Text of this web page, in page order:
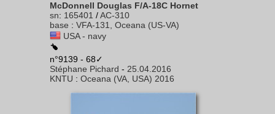
McDonnell Douglas F/A-18C Hornet
sn: 165401 /AC-310
base : VFA-131, Oceana (US-VA)
USA - navy
n°9139 - 68✓
Stéphane Pichard - 25.04.2016
KNTU : Oceana (VA, USA) 2016